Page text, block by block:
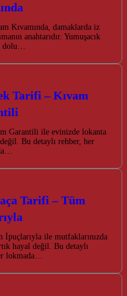
Kıvamında, damaklarda iz
anahtarıdır. Yumuşacık
dolu…
Tarifi – Kıvam
Garantili ile evinizde lokanta
Bu detaylı rehber, her
Tarifi – Tüm
ile mutfaklarınızda
hayal değil. Bu detaylı
lokmada…